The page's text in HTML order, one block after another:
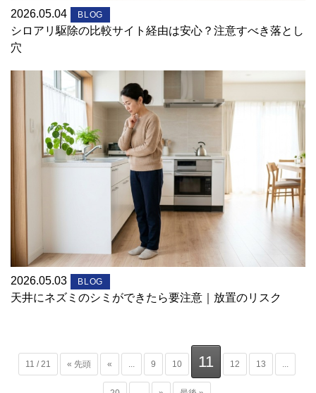
2026.05.04 BLOG
シロアリ駆除の比較サイト経由は安心？注意すべき落とし
穴
2026.05.03 BLOG
天井にネズミのシミができたら要注意｜放置のリスク
11 / 21 « 先頭 « ... 9 10 11 12 13 ...